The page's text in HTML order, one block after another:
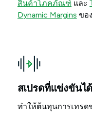
สินค้าโภคภัณฑ์ และ
Dynamic Margins ขอ
สเปรดที่แข่งขันได้
ทำให้ต้นทุนการเทร